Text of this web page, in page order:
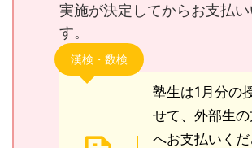
実施が決定してからお支払い
す。
漢検・数検
塾生は1月分の
せて、外部生
へお支払いく